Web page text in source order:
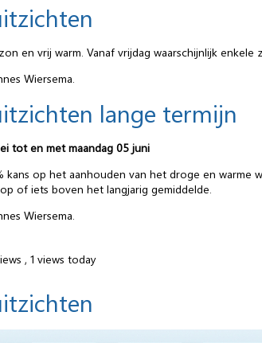
en vrij warm. Vanaf vrijdag waarschijnlijk enkele
lange termijn
tot en met maandag 05 juni
kans op het aanhouden van het droge en
of iets boven het langjarig gemiddelde.
, 1 views today